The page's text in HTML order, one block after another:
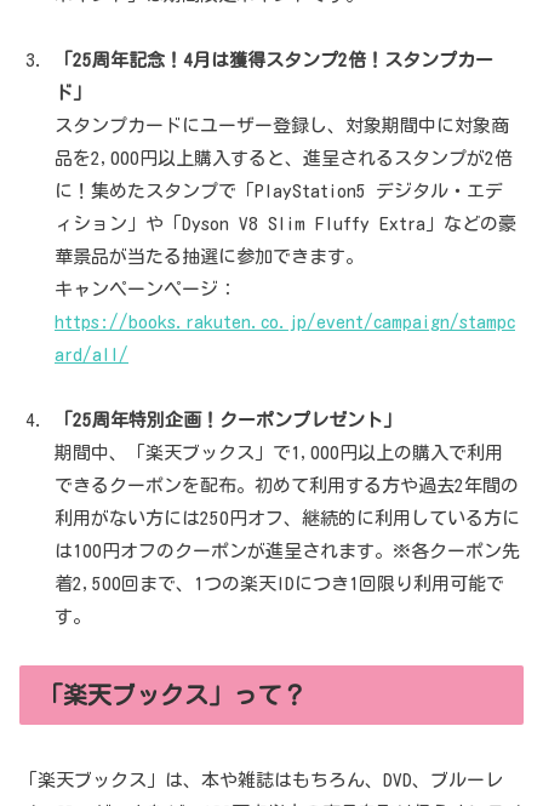
「25周年記念！4月は獲得スタンプ2倍！スタンプカー
ド」
スタンプカードにユーザー登録し、対象期間中に対象商
品を2,000円以上購入すると、進呈されるスタンプが2倍
に！集めたスタンプで「PlayStation5 デジタル・エデ
ィション」や「Dyson V8 Slim Fluffy Extra」などの豪
華景品が当たる抽選に参加できます。
キャンペーンページ：
https://books.rakuten.co.jp/event/campaign/stampc
ard/all/
「25周年特別企画！クーポンプレゼント」
期間中、「楽天ブックス」で1,000円以上の購入で利用
できるクーポンを配布。初めて利用する方や過去2年間の
利用がない方には250円オフ、継続的に利用している方に
は100円オフのクーポンが進呈されます。※各クーポン先
着2,500回まで、1つの楽天IDにつき1回限り利用可能で
す。
「楽天ブックス」って？
「楽天ブックス」は、本や雑誌はもちろん、DVD、ブルーレ